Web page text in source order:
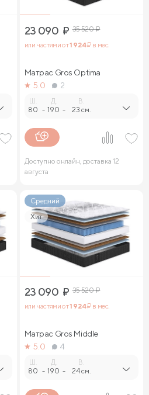
23 090 ₽ 35 520₽
или частями от1 924₽ в мес.
Матрас Gros Optima
5.0
2
80 -
Д.
190 -
В.
23 см.
Доступно онлайн, доставка 12
августа
Средний
Хит
23 090 ₽ 35 520₽
или частями от1 924₽ в мес.
Матрас Gros Middle
5.0
4
80 -
Д.
190 -
В.
24 см.